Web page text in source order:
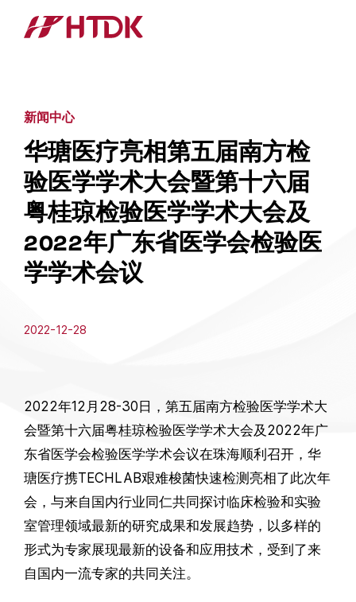
新闻中心
华瑭医疗亮相第五届南方检
验医学学术大会暨第十六届
粤桂琼检验医学学术大会及
2022年广东省医学会检验医
学学术会议
2022-12-28
2022年12月28-30日，第五届南方检验医学学术大
会暨第十六届粤桂琼检验医学学术大会及2022年广
东省医学会检验医学学术会议在珠海顺利召开，华
瑭医疗携TECHLAB艰难梭菌快速检测亮相了此次年
会，与来自国内行业同仁共同探讨临床检验和实验
室管理领域最新的研究成果和发展趋势，以多样的
形式为专家展现最新的设备和应用技术，受到了来
自国内一流专家的共同关注。